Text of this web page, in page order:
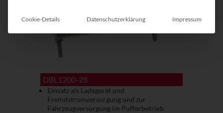
DBL1200-28
Einsatz als Ladegerät und
Fremdstromversorgung und zur
Fahrzeugversorgung im Pufferbetrieb
Cookie-Details Datenschutzerklärung Impressum